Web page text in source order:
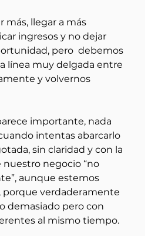
más, llegar a más
ingresos y no dejar
pero  debemos
línea muy delgada entre
y volvernos
importante, nada
intentas abarcarlo
sin claridad y con la
nuestro negocio “no
aunque estemos
porque verdaderamente
demasiado pero con
al mismo tiempo.